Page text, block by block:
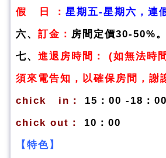
假 日 ： 星期五-星期六，連
六、 訂金： 房間定價30-50%。
七、 進退房時間：
(如無法時
須來電告知，以確保房間，謝
chick in：
15：00 -18：00
chick out：
10：00
【特色】